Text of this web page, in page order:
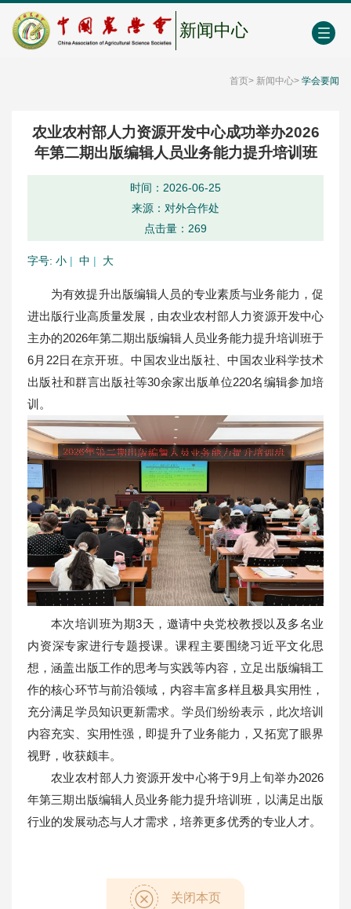
新闻中心
中国农业农村人才网 中心学会门户网
首页> 新闻中心> 学会要闻
农业农村部人力资源开发中心成功举办2026
年第二期出版编辑人员业务能力提升培训班
时间：2026-06-25
来源：对外合作处
点击量： 269
字号: 小 | 中 | 大
为有效提升出版编辑人员的专业素质与业务能力，促
进出版行业高质量发展，由农业农村部人力资源开发中心
主办的2026年第二期出版编辑人员业务能力提升培训班于
6月22日在京开班。中国农业出版社、中国农业科学技术
出版社和群言出版社等30余家出版单位220名编辑参加培
训。
本次培训班为期3天，邀请中央党校教授以及多名业
内资深专家进行专题授课。课程主要围绕习近平文化思
想，涵盖出版工作的思考与实践等内容，立足出版编辑工
作的核心环节与前沿领域，内容丰富多样且极具实用性，
充分满足学员知识更新需求。学员们纷纷表示，此次培训
内容充实、实用性强，即提升了业务能力，又拓宽了眼界
视野，收获颇丰。
农业农村部人力资源开发中心将于9月上旬举办2026
年第三期出版编辑人员业务能力提升培训班，以满足出版
行业的发展动态与人才需求，培养更多优秀的专业人才。
关闭本页